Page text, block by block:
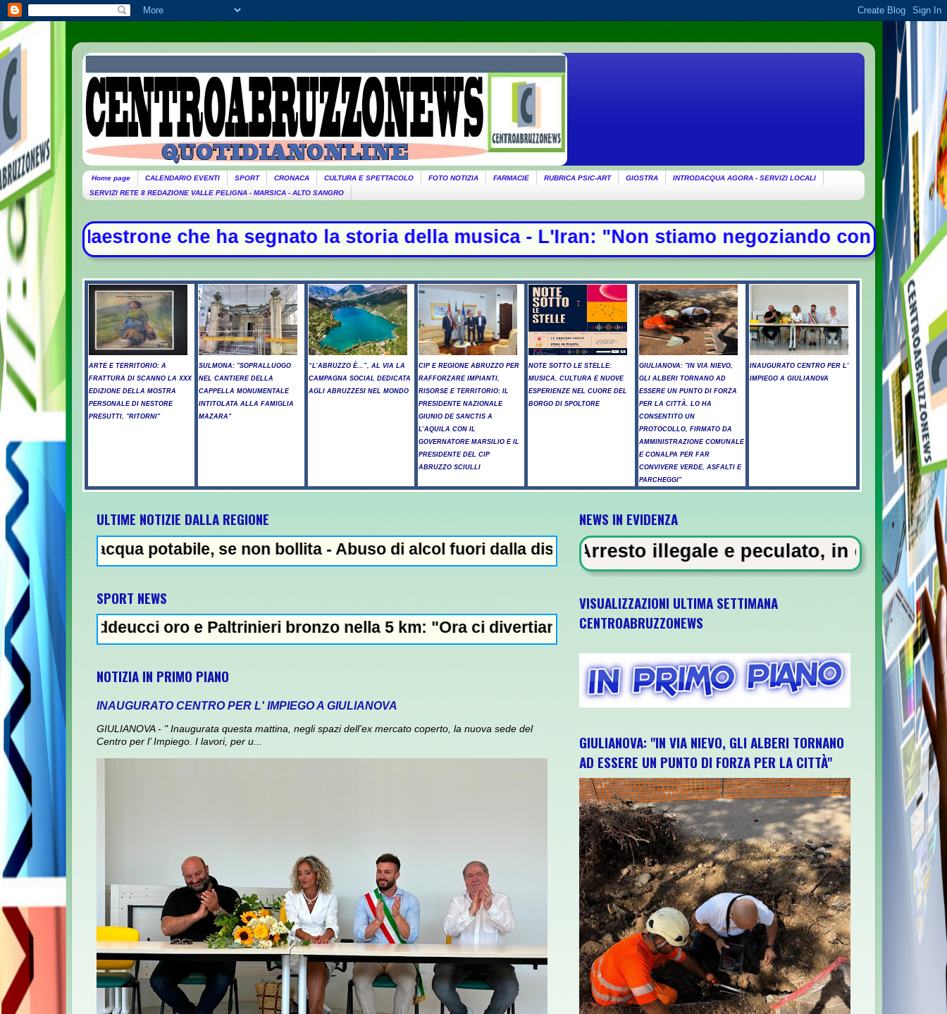
Home page CALENDARIO EVENTI SPORT CRONACA CULTURA E SPETTACOLO FOTO NOTIZIA FARMACIE RUBRICA PSIC-ART GIOSTRA
INTRODACQUA AGORA - SERVIZI LOCALI
SERVIZI RETE 8 REDAZIONE VALLE PELIGNA - MARSICA - ALTO SANGRO
ha segnato la storia della musica - L'Iran: "Non stiamo negoziando con gli Usa su Hormuz,
ARTE E TERRITORIO: A
FRATTURA DI SCANNO LA XXX
EDIZIONE DELLA MOSTRA
PERSONALE DI NESTORE
PRESUTTI, "RITORNI"
SULMONA: "SOPRALLUOGO
NEL CANTIERE DELLA
CAPPELLA MONUMENTALE
INTITOLATA ALLA FAMIGLIA
MAZARA"
“L’ABRUZZO È…”, AL VIA LA
CAMPAGNA SOCIAL DEDICATA
AGLI ABRUZZESI NEL MONDO
CIP E REGIONE ABRUZZO PER
RAFFORZARE IMPIANTI,
RISORSE E TERRITORIO: IL
PRESIDENTE NAZIONALE
GIUNIO DE SANCTIS A
L’AQUILA CON IL
GOVERNATORE MARSILIO E IL
PRESIDENTE DEL CIP
ABRUZZO SCIULLI
NOTE SOTTO LE STELLE:
MUSICA, CULTURA E NUOVE
ESPERIENZE NEL CUORE DEL
BORGO DI SPOLTORE
GIULIANOVA: "IN VIA NIEVO,
GLI ALBERI TORNANO AD
ESSERE UN PUNTO DI FORZA
PER LA CITTÀ. LO HA
CONSENTITO UN
PROTOCOLLO, FIRMATO DA
AMMINISTRAZIONE COMUNALE
E CONALPA PER FAR
CONVIVERE VERDE, ASFALTI E
PARCHEGGI"
INAUGURATO CENTRO PER L'
IMPIEGO A GIULIANOVA
ULTIME NOTIZIE DALLA REGIONE
potabile, se non bollita - Abuso di alcol fuori dalla discoteca, minorenni intossicati a Pescara - Il vento riaccende il
SPORT NEWS
oro e Paltrinieri bronzo nella 5 km: "Ora ci divertiamo in staffetta"- L'Italia U21 il 5 ottobre a Pescara l'ultima gara di
NOTIZIA IN PRIMO PIANO
INAUGURATO CENTRO PER L' IMPIEGO A GIULIANOVA
GIULIANOVA - " Inaugurata questa mattina, negli spazi dell’ex mercato coperto, la nuova sede del
Centro per l’ Impiego. I lavori, per u...
NEWS IN EVIDENZA
NEWS IN EVIDENZA - Arresto illegale e peculato, in carcere 5 vigili urbani a
VISUALIZZAZIONI ULTIMA SETTIMANA
CENTROABRUZZONEWS
GIULIANOVA: "IN VIA NIEVO, GLI ALBERI TORNANO
AD ESSERE UN PUNTO DI FORZA PER LA CITTÀ"